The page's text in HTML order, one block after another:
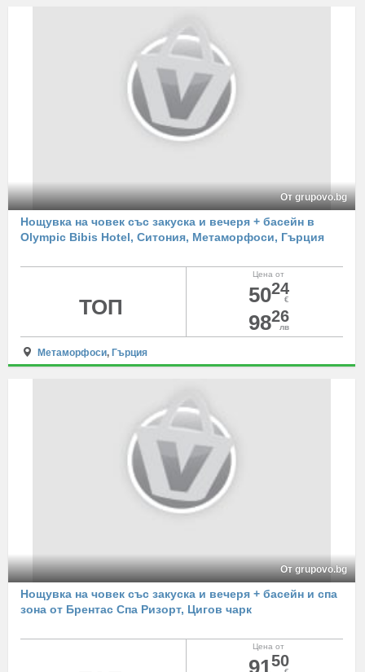
От grupovo.bg
Нощувка на човек със закуска и вечеря + басейн в
Olympic Bibis Hotel, Ситония, Метаморфоси, Гърция
Цена от
5024
€
9826
лв
ТОП
Метаморфоси, Гърция
От grupovo.bg
Нощувка на човек със закуска и вечеря + басейн и спа
зона от Брентас Спа Ризорт, Цигов чарк
Цена от
9150